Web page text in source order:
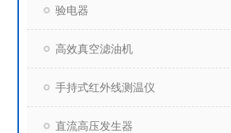
验电器
高效真空滤油机
手持式红外线测温仪
直流高压发生器